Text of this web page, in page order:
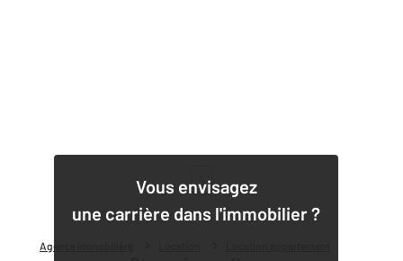
Agence immobilière
Vous envisagez
une carrière dans l'immobilier ?
1